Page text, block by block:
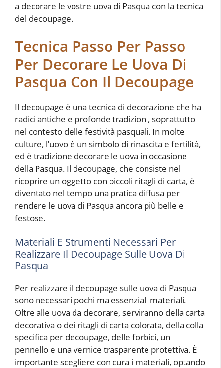
a decorare le vostre uova di Pasqua con la tecnica
del decoupage.
Tecnica Passo Per Passo
Per Decorare Le Uova Di
Pasqua Con Il Decoupage
Il decoupage è una tecnica di decorazione che ha
radici antiche e profonde tradizioni, soprattutto
nel contesto delle festività pasquali. In molte
culture, l’uovo è un simbolo di rinascita e fertilità,
ed è tradizione decorare le uova in occasione
della Pasqua. Il decoupage, che consiste nel
ricoprire un oggetto con piccoli ritagli di carta, è
diventato nel tempo una pratica diffusa per
rendere le uova di Pasqua ancora più belle e
festose.
Materiali E Strumenti Necessari Per
Realizzare Il Decoupage Sulle Uova Di
Pasqua
Per realizzare il decoupage sulle uova di Pasqua
sono necessari pochi ma essenziali materiali.
Oltre alle uova da decorare, serviranno della carta
decorativa o dei ritagli di carta colorata, della colla
specifica per decoupage, delle forbici, un
pennello e una vernice trasparente protettiva. È
importante scegliere con cura i materiali, optando